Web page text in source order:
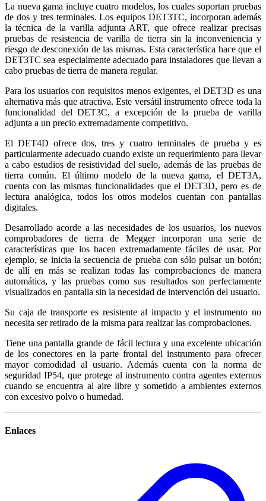
La nueva gama incluye cuatro modelos, los cuales soportan pruebas
de dos y tres terminales. Los equipos DET3TC, incorporan además
la técnica de la varilla adjunta ART, que ofrece realizar precisas
pruebas de resistencia de varilla de tierra sin la inconveniencia y
riesgo de desconexión de las mismas. Esta característica hace que el
DET3TC sea especialmente adecuado para instaladores que llevan a
cabo pruebas de tierra de manera regular.
Para los usuarios con requisitos menos exigentes, el DET3D es una
alternativa más que atractiva. Este versátil instrumento ofrece toda la
funcionalidad del DET3C, a excepción de la prueba de varilla
adjunta a un precio extremadamente competitivo.
El DET4D ofrece dos, tres y cuatro terminales de prueba y es
particularmente adecuado cuando existe un requerimiento para llevar
a cabo estudios de resistividad del suelo, además de las pruebas de
tierra común. El último modelo de la nueva gama, el DET3A,
cuenta con las mismas funcionalidades que el DET3D, pero es de
lectura analógica, todos los otros modelos cuentan con pantallas
digitales.
Desarrollado acorde a las necesidades de los usuarios, los nuevos
comprobadores de tierra de Megger incorporan una serie de
características que los hacen extremadamente fáciles de usar. Por
ejemplo, se inicia la secuencia de prueba con sólo pulsar un botón;
de allí en más se realizan todas las comprobaciones de manera
automática, y las pruebas como sus resultados son perfectamente
visualizados en pantalla sin la necesidad de intervención del usuario.
Su caja de transporte es resistente al impacto y el instrumento no
necesita ser retirado de la misma para realizar las comprobaciones.
Tiene una pantalla grande de fácil lectura y una excelente ubicación
de los conectores en la parte frontal del instrumento para ofrecer
mayor comodidad al usuario. Además cuenta con la norma de
seguridad IP54, que protege al instrumento contra agentes externos
cuando se encuentra al aire libre y sometido a ambientes externos
con excesivo polvo o humedad.
Enlaces